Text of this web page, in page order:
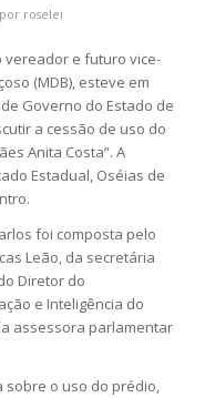
por roselei
vereador e futuro vice-
(MDB), esteve em
Governo do Estado de
a cessão de uso do
Anita Costa”. A
Estadual, Oséias de
foi composta pelo
Leão, da secretária
Diretor do
e Inteligência do
assessora parlamentar
sobre o uso do prédio,